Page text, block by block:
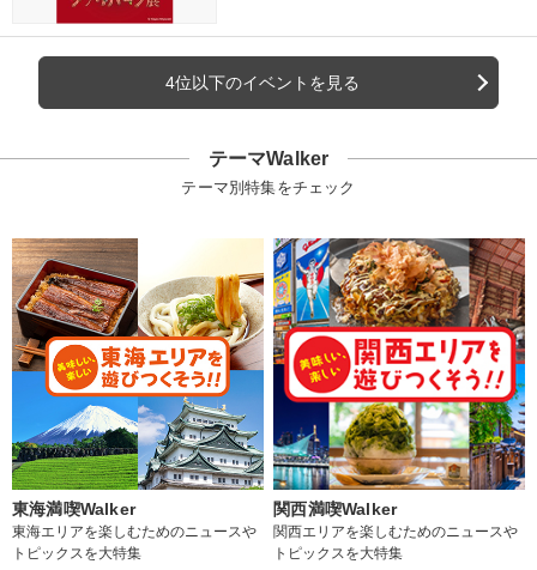
4位以下のイベントを見る
テーマWalker
テーマ別特集をチェック
東海満喫Walker
東海エリアを楽しむためのニュースや
トピックスを大特集
関西満喫Walker
関西エリアを楽しむためのニュースや
トピックスを大特集